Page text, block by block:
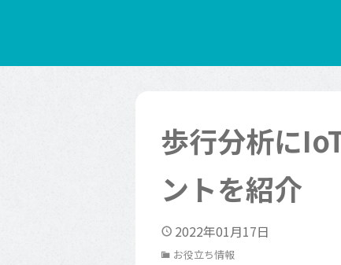
歩行分析に
ントを紹介
2022年01月17日
お役立ち情報